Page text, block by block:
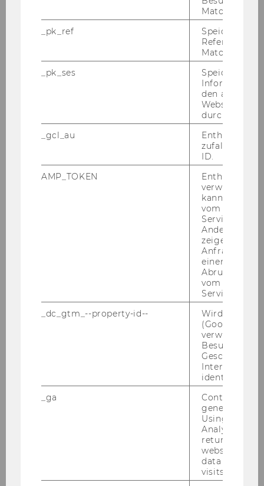
Freifläche vor Gebäude D3
15:00 Uhr
Matomo.
_pk_ref
Speicherung
Referrers
Matomo.
_pk_ses
Speicherung
den aktuellen
durch
_gcl_au
Enthält eine
ID.
AMP_TOKEN
Enthält ein
verwendet
kann, um
vom AMP-
Service
Andere
zeigen Opt-
Anfrage im
einen Fehler
Abrufen
vom AMP
Service an.
_dc_gtm_--property-id--
Wird von
(Google Tag
verwendet,
Besucher
Geschlecht
Interessen zu
identifizieren.
_ga
Contains a
generated
Using this
Analytics can
returning
website and
data from
visits.